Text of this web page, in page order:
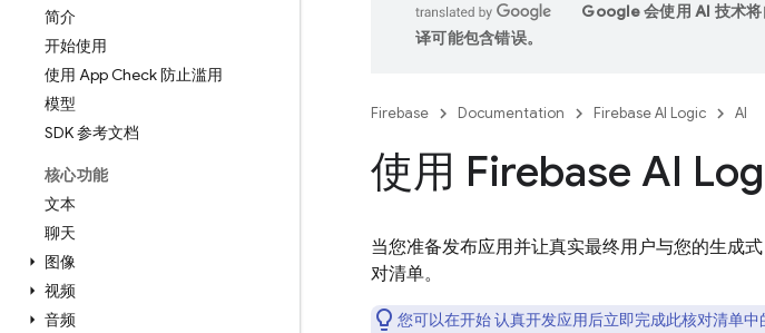
简介
开始使用
使用 App Check 防止滥用
模型
SDK 参考文档
核心功能
文本
聊天
图像
视频
音频
Google 会使用 AI 技术
译可能包含错误。
Firebase Documentation Firebase AI Logic AI
使用 Firebase AI
当您准备发布应用并让真实最终用户与您的生成
对清单。
您可以在开始 认真开发应用后立即完成此核对清单中